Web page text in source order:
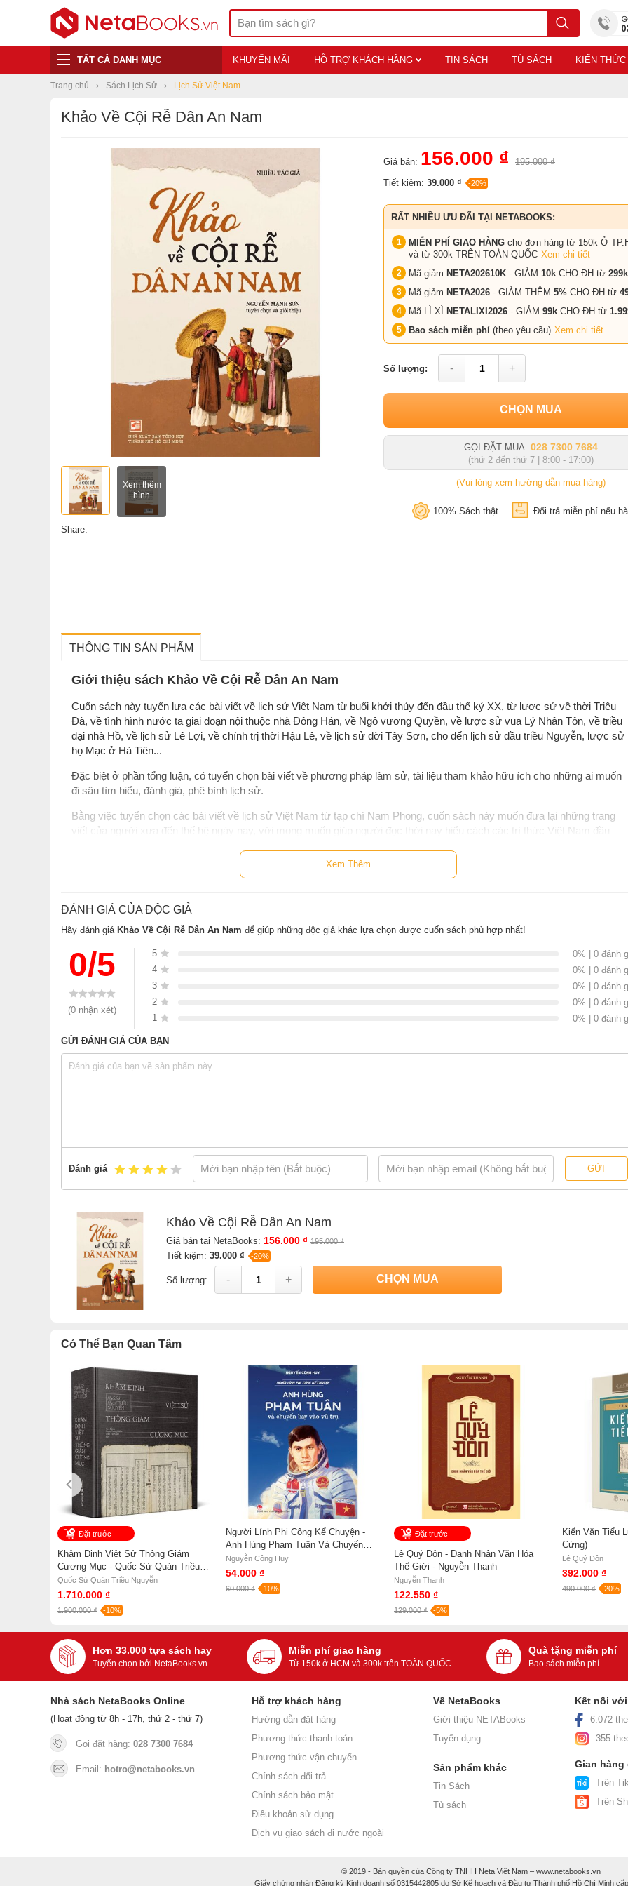
TẤT CẢ DANH MỤC KHUYẾN MÃI HỖ TRỢ KHÁCH HÀNG TIN SÁCH TỦ SÁCH KIẾN THỨC
Trang chủ Sách Lịch Sử Lịch Sử Việt Nam
Khảo Về Cội Rễ Dân An Nam
Xem thêm
hình
Share:
Giá bán: 156.000 ₫
195.000 ₫
Tiết kiệm: 39.000 ₫ -20%
RẤT NHIỀU ƯU ĐÃI TẠI NETABOOKS:
MIỄN PHÍ GIAO HÀNG cho đơn hàng từ 150k Ở
và từ 300k TRÊN TOÀN QUỐC Xem chi tiết
Mã giảm NETA202610K - GIẢM 10k CHO ĐH từ 299k
Mã giảm NETA2026 - GIẢM THÊM 5% CHO ĐH từ
Mã LÌ XÌ
NETALIXI2026 - GIẢM 99k CHO ĐH từ
Bao sách miễn phí (theo yêu cầu) Xem chi tiết
Số lượng: - +
CHỌN MUA
GỌI ĐẶT MUA: 028 7300 7684
(thứ 2 đến thứ 7 | 8:00 - 17:00)
(Vui lòng xem hướng dẫn mua hàng)
100% Sách thật Đổi trả miễn phí nếu
THÔNG TIN SẢN PHẨM
Giới thiệu sách Khảo Về Cội Rễ Dân An Nam
Cuốn sách này tuyển lựa các bài viết về lịch sử Việt Nam từ buổi khởi thủy đến đầu thế kỷ XX, từ lược sử về thời Triệu
Đà, về tình hình nước ta giai đoạn nội thuộc nhà Đông Hán, về Ngô vương Quyền, về lược sử vua Lý Nhân Tôn, về triều
đại nhà Hồ, về lịch sử Lê Lợi, về chính trị thời Hậu Lê, về lịch sử đời Tây Sơn, cho đến lịch sử đầu triều Nguyễn, lược sử
họ Mạc ở Hà Tiên...
Đặc biệt ở phần tổng luận, có tuyển chọn bài viết về phương pháp làm sử, tài liệu tham khảo hữu ích cho những ai muốn
đi sâu tìm hiểu, đánh giá, phê bình lịch sử.
Bằng việc tuyển chọn các bài viết về lịch sử Việt Nam từ tạp chí Nam Phong, cuốn sách này muốn đưa lại những trang
viết của người xưa đến thế hệ ngày nay, với mong muốn giúp người đọc thời nay hiểu cách các trí thức Việt Nam đầu
thần học thuật đầy sôi động của giới trí thức Việt Nam đầu thế kỷ XX.
Khảo Về Cội Rễ Dân An Nam
phí và Gian hàng NetaBooks tại Tiki với ưu đãi Bao sách miễn phí và tặng Bookmark
Xem Thêm
ĐÁNH GIÁ CỦA ĐỘC GIẢ
Hãy đánh giá Khảo Về Cội Rễ Dân An Nam để giúp những độc giả khác lựa chọn được cuốn sách phù hợp nhất!
0/5
(0 nhận xét)
5
0% | 0 đánh
4
0% | 0 đánh
3
0% | 0 đánh
2
0% | 0 đánh
1
0% | 0 đánh
GỬI ĐÁNH GIÁ CỦA BẠN
Đánh giá GỬI
Khảo Về Cội Rễ Dân An Nam
Giá bán tại NetaBooks: 156.000 ₫ 195.000 ₫
Tiết kiệm: 39.000 ₫ -20%
Số lượng: - + CHỌN MUA
Có Thể Bạn Quan Tâm
Đặt trước
Khâm Định Việt Sử Thông Giám
Cương Mục - Quốc Sử Quán Triều
Nguyễn (Bìa Cứng)
Quốc Sử Quán Triều Nguyễn
1.710.000 ₫
1.900.000 ₫ -10%
Người Lính Phi Công Kể Chuyện -
Anh Hùng Phạm Tuân Và Chuyến
Bay Vào Vũ Trụ - Nguyễn Công Huy
Nguyễn Công Huy
54.000 ₫
60.000 ₫ -10%
Đặt trước
Lê Quý Đôn - Danh Nhân Văn Hóa
Thế Giới - Nguyễn Thanh
Nguyễn Thanh
122.550 ₫
129.000 ₫ -5%
Kiến Văn Tiểu
Cứng)
Lê Quý Đôn
392.000 ₫
490.000 ₫ -20%
Hơn 33.000 tựa sách hay
Tuyển chọn bởi NetaBooks.vn
Miễn phí giao hàng
Từ 150k ở HCM và 300k trên TOÀN QUỐC
Quà tặng miễn phí
Bao sách miễn phí
Nhà sách NetaBooks Online
(Hoạt động từ 8h - 17h, thứ 2 - thứ 7)
Gọi đặt hàng: 028 7300 7684
Email: hotro@netabooks.vn
Hỗ trợ khách hàng
Hướng dẫn đặt hàng
Phương thức thanh toán
Phương thức vận chuyển
Chính sách đổi trả
Chính sách bảo mật
Điều khoản sử dụng
Dịch vụ giao sách đi nước ngoài
Về NetaBooks
Giới thiệu NETABooks
Tuyển dụng
Sản phẩm khác
Tin Sách
Tủ sách
Kết nối
6.072
355
Gian hàng
Trên
Trên
© 2019 - Bản quyền của Công ty TNHH Neta Việt Nam – www.netabooks.vn
Giấy chứng nhận Đăng ký Kinh doanh số 0315442805 do Sở Kế hoạch và Đầu tư Thành phố Hồ Chí Minh